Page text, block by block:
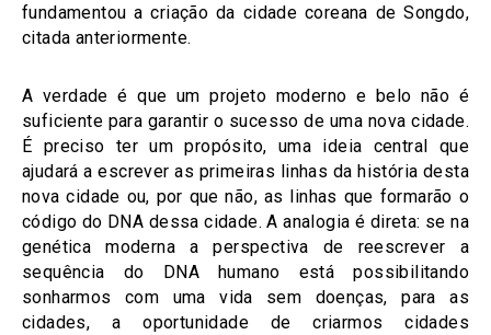
fundamentou a criação da cidade coreana de Songdo,
citada anteriormente.
A verdade é que um projeto moderno e belo não é
suficiente para garantir o sucesso de uma nova cidade.
É preciso ter um propósito, uma ideia central que
ajudará a escrever as primeiras linhas da história desta
nova cidade ou, por que não, as linhas que formarão o
código do DNA dessa cidade. A analogia é direta: se na
genética moderna a perspectiva de reescrever a
sequência do DNA humano está possibilitando
sonharmos com uma vida sem doenças, para as
cidades, a oportunidade de criarmos cidades